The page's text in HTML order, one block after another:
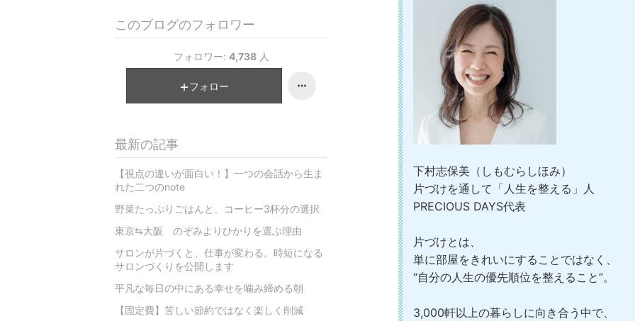
下村志保美（しもむらしほみ）
片づけを通して「人生を整える」人
PRECIOUS DAYS代表
片づけとは、
単に部屋をきれいにすることではなく、
“自分の人生の優先順位を整えること”。
3,000軒以上の暮らしに向き合う中で、
このブログのフォロワー
フォロワー: 4,738 人
フォロー
最新の記事
【視点の違いが面白い！】一つの会話から生ま
れた二つのnote
野菜たっぷりごはんと、コーヒー3杯分の選択
東京⇆大阪 のぞみよりひかりを選ぶ理由
サロンが片づくと、仕事が変わる。時短になる
サロンづくりを公開します
平凡な毎日の中にある幸せを噛み締める朝
【固定費】苦しい節約ではなく楽しく削減